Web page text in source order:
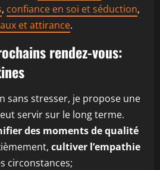
, confiance en soi et séduction,
et attirance.
rendez-vous:
sans stresser, je propose une
servir sur le long terme.
des moments de qualité
cultiver l’empathie
circonstances;